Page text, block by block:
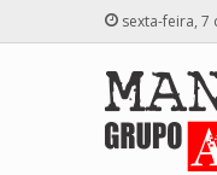
sexta-feira, 7